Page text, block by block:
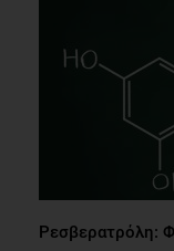
Ρεσβερατρόλη: